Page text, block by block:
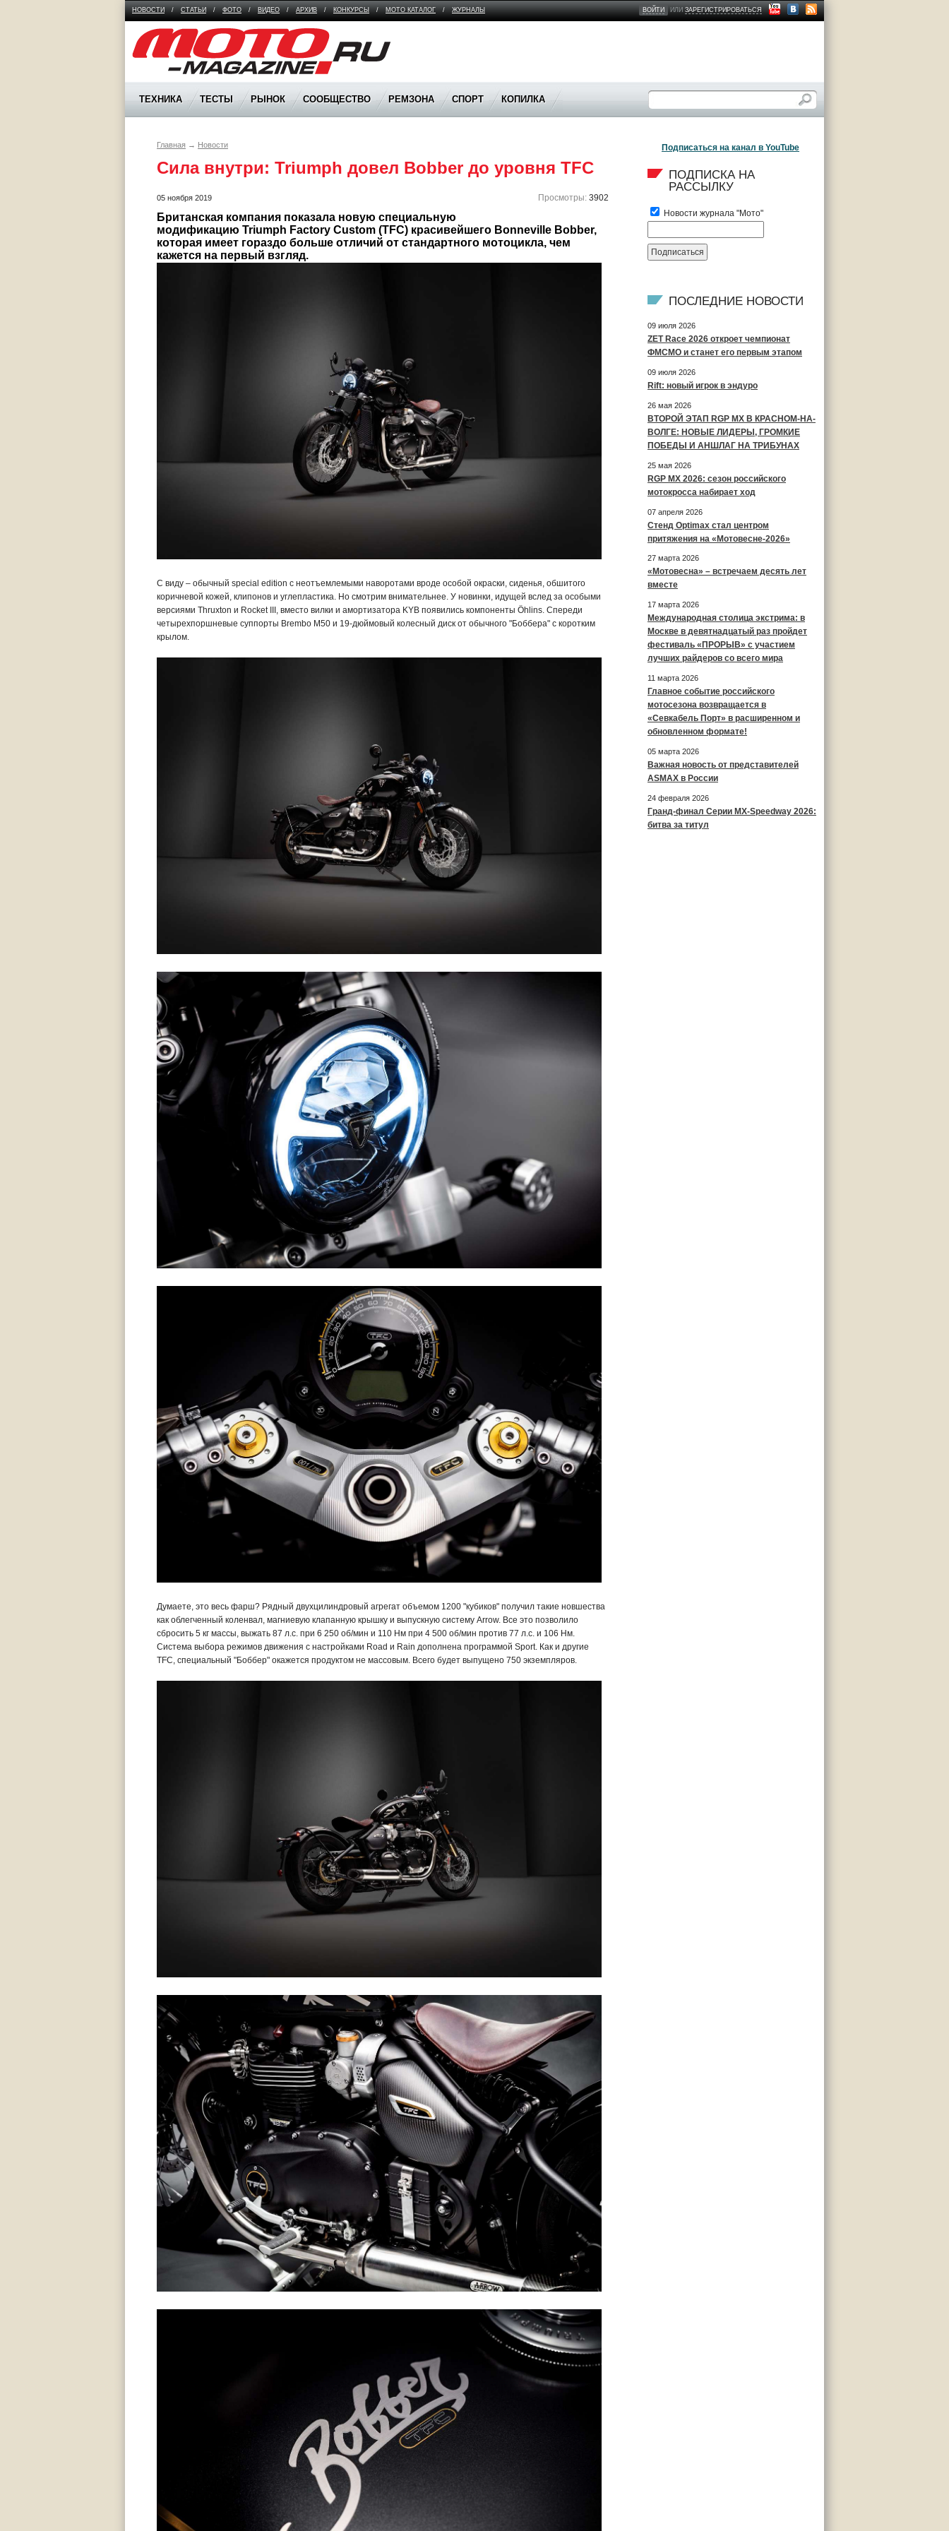
НОВОСТИ / СТАТЬИ / ФОТО / ВИДЕО / АРХИВ / КОНКУРСЫ / МОТО КАТАЛОГ / ЖУРНАЛЫ ВОЙТИ ИЛИЗАРЕГИСТРИРОВАТЬСЯ
Moto Magazine
ТЕХНИКА ТЕСТЫ РЫНОК СООБЩЕСТВО РЕМЗОНА СПОРТ КОПИЛКА
Главная → Новости
Сила внутри: Triumph довел Bobber до уровня TFC
Просмотры: 3902
05 ноября 2019
Британская компания показала новую специальную
модификацию Triumph Factory Custom (TFC) красивейшего Bonneville Bobber,
которая имеет гораздо больше отличий от стандартного мотоцикла, чем
кажется на первый взгляд.
С виду – обычный special edition с неотъемлемыми наворотами вроде особой окраски, сиденья, обшитого
коричневой кожей, клипонов и углепластика. Но смотрим внимательнее. У новинки, идущей вслед за особыми
версиями Thruxton и Rocket III, вместо вилки и амортизатора KYB появились компоненты Öhlins. Спереди
четырехпоршневые суппорты Brembo M50 и 19-дюймовый колесный диск от обычного "Боббера" с коротким
крылом.
Думаете, это весь фарш? Рядный двухцилиндровый агрегат объемом 1200 "кубиков" получил такие новшества
как облегченный коленвал, магниевую клапанную крышку и выпускную систему Arrow. Все это позволило
сбросить 5 кг массы, выжать 87 л.с. при 6 250 об/мин и 110 Нм при 4 500 об/мин против 77 л.с. и 106 Нм.
Система выбора режимов движения с настройками Road и Rain дополнена программой Sport. Как и другие
TFC, специальный "Боббер" окажется продуктом не массовым. Всего будет выпущено 750 экземпляров.
Подписаться на канал в YouTube
ПОДПИСКА НА
РАССЫЛКУ
Новости журнала "Мото"
ПОСЛЕДНИЕ НОВОСТИ
09 июля 2026
ZET Race 2026 откроет чемпионат
ФМСМО и станет его первым этапом
09 июля 2026
Rift: новый игрок в эндуро
26 мая 2026
ВТОРОЙ ЭТАП RGP MX В КРАСНОМ-НА-
ВОЛГЕ: НОВЫЕ ЛИДЕРЫ, ГРОМКИЕ
ПОБЕДЫ И АНШЛАГ НА ТРИБУНАХ
25 мая 2026
RGP MX 2026: сезон российского
мотокросса набирает ход
07 апреля 2026
Стенд Optimax стал центром
притяжения на «Мотовесне-2026»
27 марта 2026
«Мотовесна» – встречаем десять лет
вместе
17 марта 2026
Международная столица экстрима: в
Москве в девятнадцатый раз пройдет
фестиваль «ПРОРЫВ» с участием
лучших райдеров со всего мира
11 марта 2026
Главное событие российского
мотосезона возвращается в
«Севкабель Порт» в расширенном и
обновленном формате!
05 марта 2026
Важная новость от представителей
ASMAX в России
24 февраля 2026
Гранд-финал Серии MX-Speedway 2026:
битва за титул